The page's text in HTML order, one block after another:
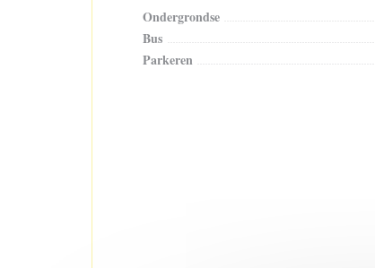
Ondergrondse
Bus
Parkeren